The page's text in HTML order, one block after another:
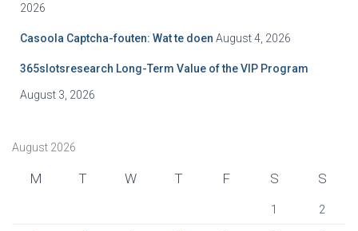
2026
Casoola Captcha-fouten: Wat te doen August 4, 2026
365slotsresearch Long-Term Value of the VIP Program
August 3, 2026
August 2026
M T W T F S S
1 2